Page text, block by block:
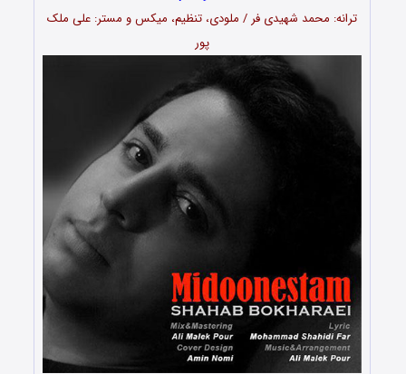
ترانه: محمد شهیدی فر / ملودی، تنظیم، میکس و مستر: علی ملک
پور